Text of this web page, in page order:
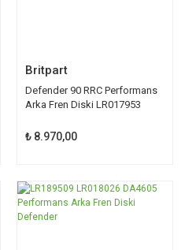
Britpart
Defender 90 RRC Performans
Arka Fren Diski LR017953
₺ 8.970,00